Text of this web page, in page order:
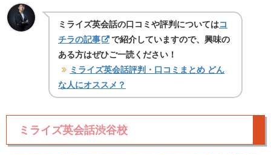
ミライズ英会話の口コミや評判についてはコ
チラの記事
で紹介していますので、興味の
ある方はぜひご一読ください！
ミライズ英会話評判・口コミまとめ どん
な人にオススメ？
ミライズ英会話渋谷校